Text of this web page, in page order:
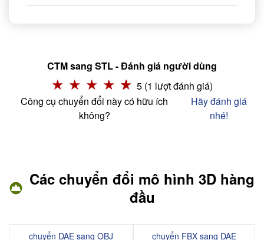
CTM sang STL - Đánh giá người dùng
5 (1 lượt đánh giá)
Công cụ chuyển đổi này có hữu ích
không?
Hãy đánh giá
nhé!
Các chuyển đổi mô hình 3D hàng
đầu
chuyển DAE sang OBJ
chuyển FBX sang DAE